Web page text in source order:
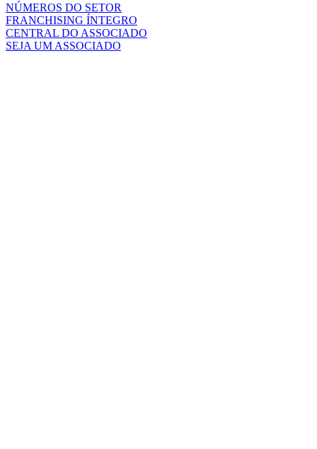
NÚMEROS DO SETOR
FRANCHISING ÍNTEGRO
CENTRAL DO ASSOCIADO
SEJA UM ASSOCIADO